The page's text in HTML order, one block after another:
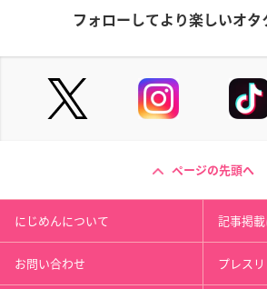
フォローしてより楽しいオタ
ページの先頭へ
にじめんについて 記事掲
お問い合わせ プレス